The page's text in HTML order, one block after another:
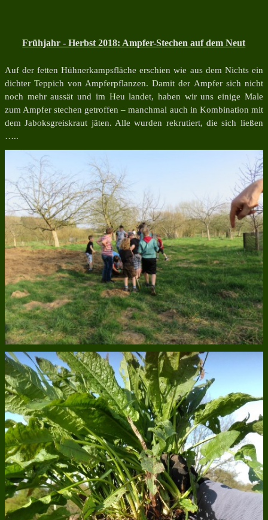
Frühjahr - Herbst 2018: Ampfer-Stechen auf dem Neut
Auf der fetten Hühnerkampsfläche erschien wie aus dem Nichts ein
dichter Teppich von Ampferpflanzen. Damit der Ampfer sich nicht
noch mehr aussät und im Heu landet, haben wir uns einige Male
zum Ampfer stechen getroffen – manchmal auch in Kombination mit
dem Jaboksgreiskraut jäten. Alle wurden rekrutiert, die sich ließen
…..